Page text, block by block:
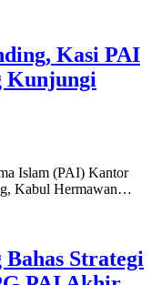
Kasi PAI
Kunjungi
Islam (PAI) Kantor
Kabul Hermawan…
Strategi